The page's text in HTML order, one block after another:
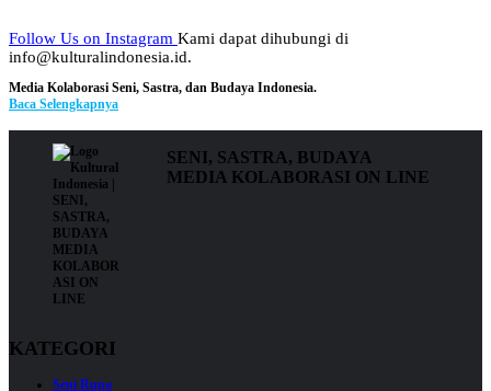
Follow Us on Instagram Kami dapat dihubungi di
info@kulturalindonesia.id.
Media Kolaborasi Seni, Sastra, dan Budaya Indonesia.
Baca Selengkapnya
SENI, SASTRA, BUDAYA
MEDIA KOLABORASI ON LINE
KATEGORI
Seni Rupa